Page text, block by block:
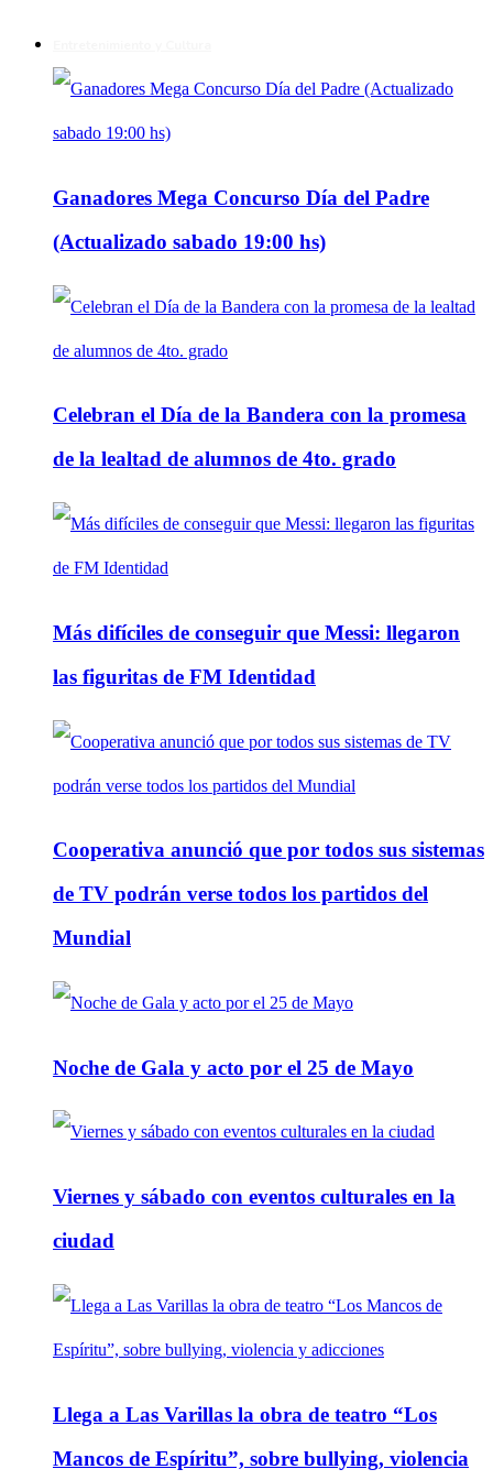
Ganadores Mega Concurso Día del Padre
(Actualizado sabado 19:00 hs)
Celebran el Día de la Bandera con la promesa
de la lealtad de alumnos de 4to. grado
Más difíciles de conseguir que Messi: llegaron
las figuritas de FM Identidad
Cooperativa anunció que por todos sus sistemas
de TV podrán verse todos los partidos del
Mundial
Noche de Gala y acto por el 25 de Mayo
Viernes y sábado con eventos culturales en la
ciudad
Llega a Las Varillas la obra de teatro “Los
Mancos de Espíritu”, sobre bullying, violencia